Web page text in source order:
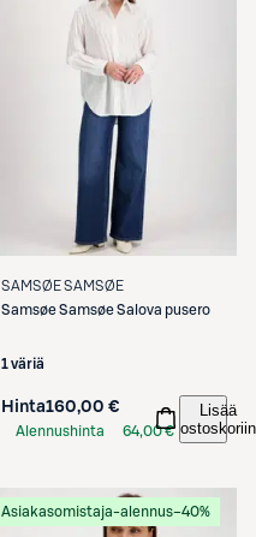
SAMSØE SAMSØE
Samsøe SamsøeSalova pusero
1 väriä
Hinta160,00 €
Alennushinta
64,00 €
Lisää
ostoskoriin
Asiakasomistaja-alennus−40%